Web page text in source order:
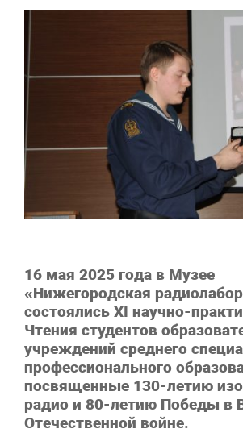
16 мая 2025 года в Музее
«Нижегородская
состоялись XI научно-
Чтения студентов
учреждений среднего
профессионального
посвященные 130-летию
радио и 80-летию Победы в
Отечественной войне.